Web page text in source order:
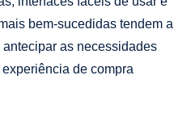
bem-sucedidas tendem a
as necessidades
de compra